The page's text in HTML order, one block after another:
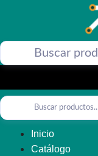
Inicio
Catálogo